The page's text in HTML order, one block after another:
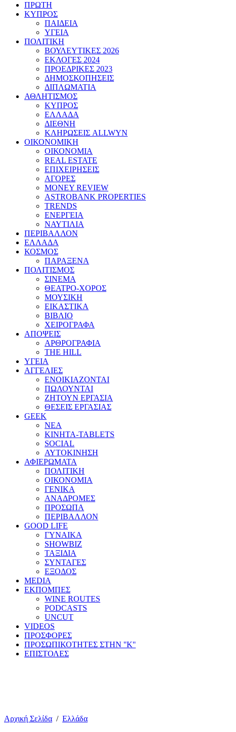
ΠΡΩΤΗ
ΚΥΠΡΟΣ
ΠΑΙΔΕΙΑ
ΥΓΕΙΑ
ΠΟΛΙΤΙΚΗ
ΒΟΥΛΕΥΤΙΚΕΣ 2026
ΕΚΛΟΓΕΣ 2024
ΠΡΟΕΔΡΙΚΕΣ 2023
ΔΗΜΟΣΚΟΠΗΣΕΙΣ
ΔΙΠΛΩΜΑΤΙΑ
ΑΘΛΗΤΙΣΜΟΣ
ΚΥΠΡΟΣ
ΕΛΛΑΔΑ
ΔΙΕΘΝΗ
ΚΛΗΡΩΣΕΙΣ ALLWYN
ΟΙΚΟΝΟΜΙΚΗ
ΟΙΚΟΝΟΜΙΑ
REAL ESTATE
ΕΠΙΧΕΙΡΗΣΕΙΣ
ΑΓΟΡΕΣ
MONEY REVIEW
ASTROBANK PROPERTIES
TRENDS
ΕΝΕΡΓΕΙΑ
ΝΑΥΤΙΛΙΑ
ΠΕΡΙΒΑΛΛΟΝ
ΕΛΛΑΔΑ
ΚΟΣΜΟΣ
ΠΑΡΑΞΕΝΑ
ΠΟΛΙΤΙΣΜΟΣ
ΣΙΝΕΜΑ
ΘΕΑΤΡΟ-ΧΟΡΟΣ
ΜΟΥΣΙΚΗ
ΕΙΚΑΣΤΙΚΑ
ΒΙΒΛΙΟ
ΧΕΙΡΟΓΡΑΦΑ
ΑΠΟΨΕΙΣ
ΑΡΘΡΟΓΡΑΦΙΑ
THE HILL
ΥΓΕΙΑ
ΑΓΓΕΛΙΕΣ
ΕΝΟΙΚΙΑΖΟΝΤΑΙ
ΠΩΛΟΥΝΤΑΙ
ΖΗΤΟΥΝ ΕΡΓΑΣΙΑ
ΘΕΣΕΙΣ ΕΡΓΑΣΙΑΣ
GEEK
ΝΕΑ
ΚΙΝΗΤΑ-TABLETS
SOCIAL
ΑΥΤΟΚΙΝΗΣΗ
ΑΦΙΕΡΩΜΑΤΑ
ΠΟΛΙΤΙΚΗ
ΟΙΚΟΝΟΜΙΑ
ΓΕΝΙΚΑ
ΑΝΑΔΡΟΜΕΣ
ΠΡΟΣΩΠΑ
ΠΕΡΙΒΑΛΛΟΝ
GOOD LIFE
ΓΥΝΑΙΚΑ
SHOWBIZ
ΤΑΞΙΔΙΑ
ΣΥΝΤΑΓΕΣ
ΕΞΟΔΟΣ
MEDIA
ΕΚΠΟΜΠΕΣ
WINE ROUTES
PODCASTS
UNCUT
VIDEOS
ΠΡΟΣΦΟΡΕΣ
ΠΡΟΣΩΠΙΚΟΤΗΤΕΣ ΣΤΗΝ ''Κ''
ΕΠΙΣΤΟΛΕΣ
Αρχική Σελίδα / Ελλάδα